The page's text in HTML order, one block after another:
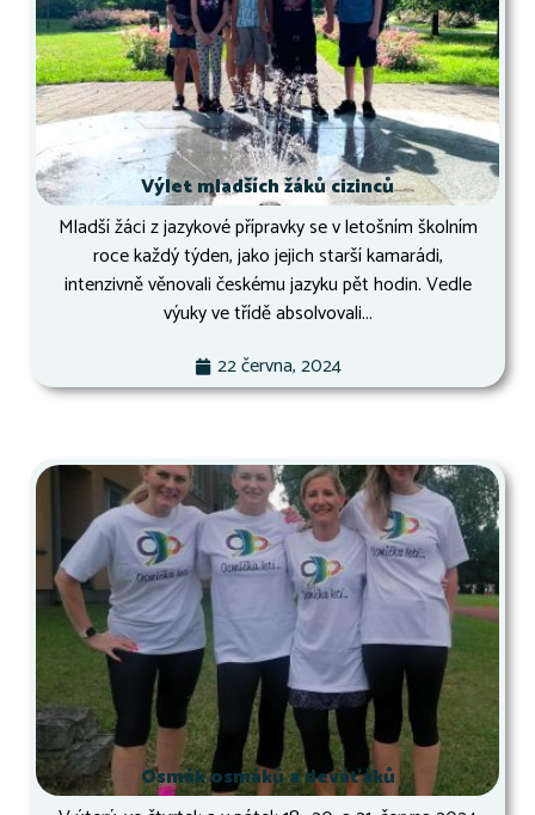
Výlet mladších žáků cizinců
Mladší žáci z jazykové přípravky se v letošním školním
roce každý týden, jako jejich starší kamarádi,
intenzivně věnovali českému jazyku pět hodin. Vedle
výuky ve třídě absolvovali...
22 června, 2024
Osmák osmáků a deváťáků